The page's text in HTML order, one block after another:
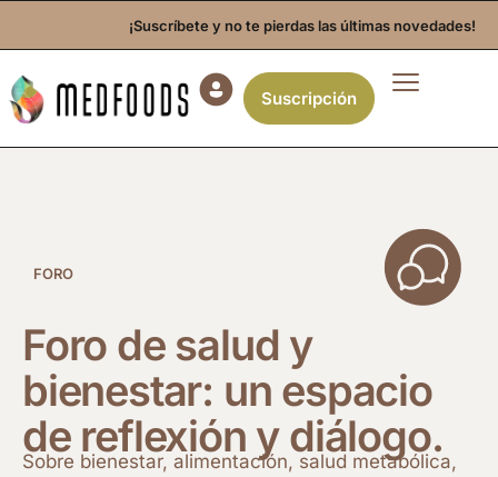
¡Suscríbete y no te pierdas las últimas novedades!
Suscripción
FORO
Foro de salud y
bienestar: un espacio
de reflexión y diálogo.
Sobre bienestar, alimentación, salud metabólica,